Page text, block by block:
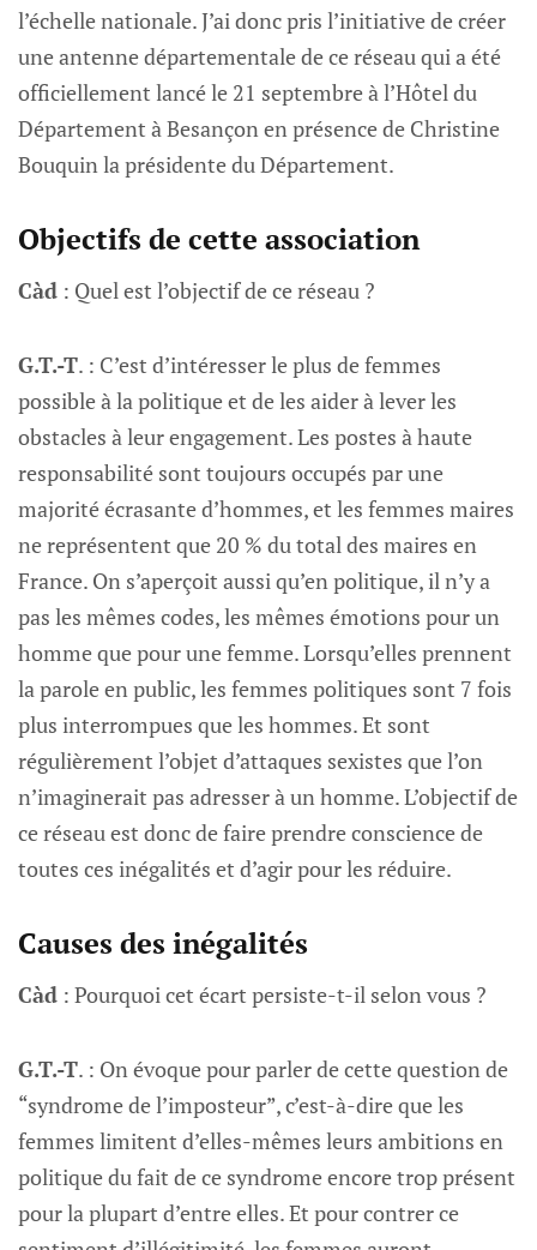
l’échelle nationale. J’ai donc pris l’initiative de créer
une antenne départementale de ce réseau qui a été
officiellement lancé le 21 septembre à l’Hôtel du
Département à Besançon en présence de Christine
Bouquin la présidente du Département.
Objectifs de cette association
Càd : Quel est l’objectif de ce réseau ?
G.T.-T. : C’est d’intéresser le plus de femmes
possible à la politique et de les aider à lever les
obstacles à leur engagement. Les postes à haute
responsabilité sont toujours occupés par une
majorité écrasante d’hommes, et les femmes maires
ne représentent que 20 % du total des maires en
France. On s’aperçoit aussi qu’en politique, il n’y a
pas les mêmes codes, les mêmes émotions pour un
homme que pour une femme. Lorsqu’elles prennent
la parole en public, les femmes politiques sont 7 fois
plus interrompues que les hommes. Et sont
régulièrement l’objet d’attaques sexistes que l’on
n’imaginerait pas adresser à un homme. L’objectif de
ce réseau est donc de faire prendre conscience de
toutes ces inégalités et d’agir pour les réduire.
Causes des inégalités
Càd : Pourquoi cet écart persiste-t-il selon vous ?
G.T.-T. : On évoque pour parler de cette question de
“syndrome de l’imposteur”, c’est-à-dire que les
femmes limitent d’elles-mêmes leurs ambitions en
politique du fait de ce syndrome encore trop présent
pour la plupart d’entre elles. Et pour contrer ce